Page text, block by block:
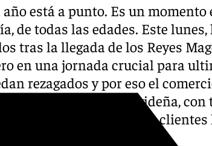
año está a punto. Es un momento
de todas las edades. Este
tras la llegada de los Reyes
en una jornada crucial para
rezagados y por eso el
día de la campaña navideña,
para facilitar a los
hora.